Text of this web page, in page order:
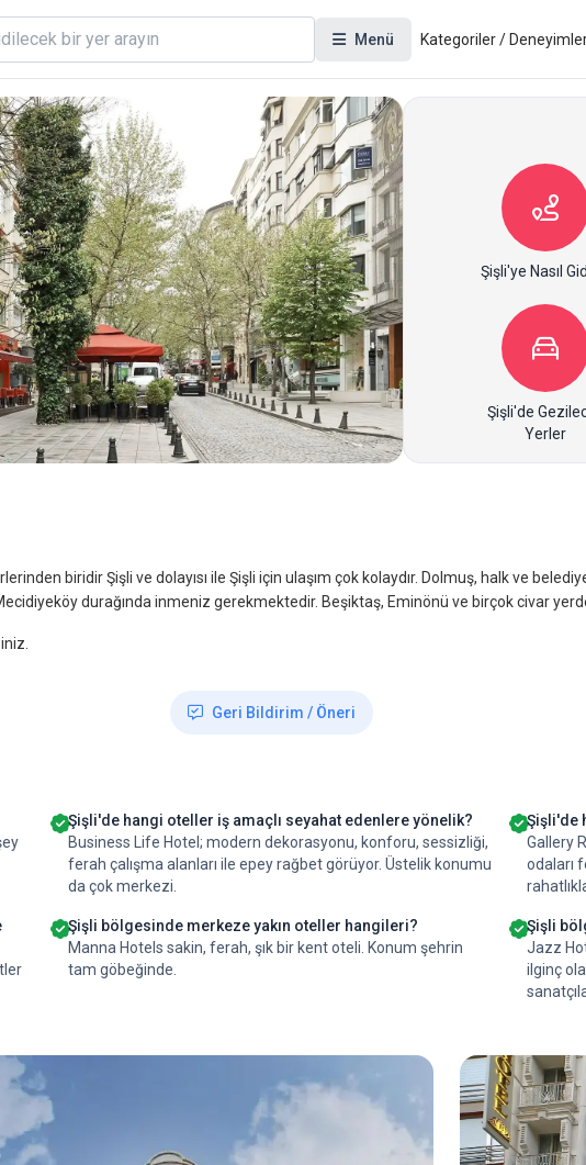
Menü Kategoriler /
Şişli'ye Nasıl
Şişli'de
Yerler
biridir Şişli ve dolayısı ile Şişli için ulaşım çok kolaydır. Dolmuş, halk ve
durağında inmeniz gerekmektedir. Beşiktaş, Eminönü ve birçok civar
Geri Bildirim / Öneri
Şişli'de hangi oteller iş amaçlı seyahat edenlere yönelik?
Business Life Hotel; modern dekorasyonu, konforu, sessizliği,
ferah çalışma alanları ile epey rağbet görüyor. Üstelik konumu
da çok merkezi.
Şişli'de
Gallery
odaları
Şişli bölgesinde merkeze yakın oteller hangileri?
Manna Hotels sakin, ferah, şık bir kent oteli. Konum şehrin
tam göbeğinde.
Şişli
Jazz
ilginç